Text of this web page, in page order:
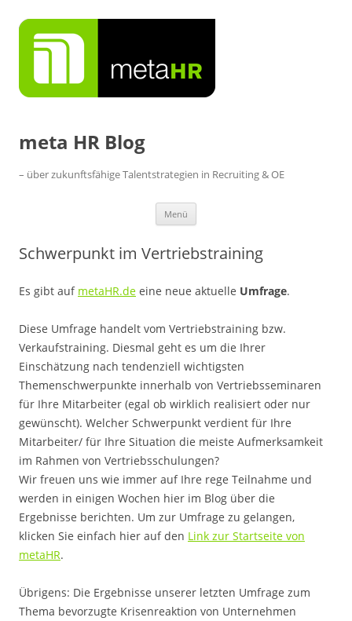
Inhalt
springen
meta HR Blog
– über zukunftsfähige Talentstrategien in Recruiting & OE
Menü
Schwerpunkt im Vertriebstraining
Es gibt auf metaHR.de eine neue aktuelle Umfrage.
Diese Umfrage handelt vom Vertriebstraining bzw.
Verkaufstraining. Diesmal geht es um die Ihrer
Einschätzung nach tendenziell wichtigsten
Themenschwerpunkte innerhalb von Vertriebsseminaren
für Ihre Mitarbeiter (egal ob wirklich realisiert oder nur
gewünscht). Welcher Schwerpunkt verdient für Ihre
Mitarbeiter/ für Ihre Situation die meiste Aufmerksamkeit
im Rahmen von Vertriebsschulungen?
Wir freuen uns wie immer auf Ihre rege Teilnahme und
werden in einigen Wochen hier im Blog über die
Ergebnisse berichten. Um zur Umfrage zu gelangen,
klicken Sie einfach hier auf den Link zur Startseite von
metaHR.
Übrigens: Die Ergebnisse unserer letzten Umfrage zum
Thema bevorzugte Krisenreaktion von Unternehmen